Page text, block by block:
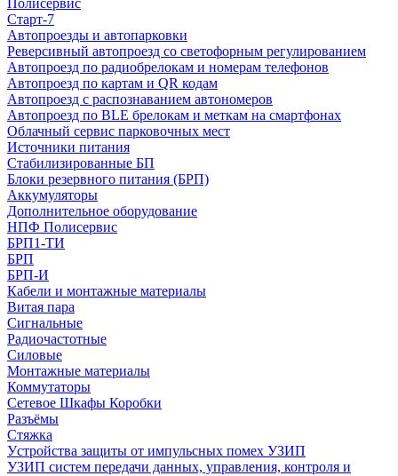
Полисервис
Старт-7
Автопроезды и автопарковки
Реверсивный автопроезд со светофорным регулированием
Автопроезд по радиобрелокам и номерам телефонов
Автопроезд по картам и QR кодам
Автопроезд с распознаванием автономеров
Автопроезд по BLE брелокам и меткам на смартфонах
Облачный сервис парковочных мест
Источники питания
Стабилизированные БП
Блоки резервного питания (БРП)
Аккумуляторы
Дополнительное оборудование
НПФ Полисервис
БРП1-ТИ
БРП
БРП-И
Кабели и монтажные материалы
Витая пара
Сигнальные
Радиочастотные
Силовые
Монтажные материалы
Коммутаторы
Сетевое Шкафы Коробки
Разъёмы
Стяжка
Уcтройства защиты от импульсных помех УЗИП
УЗИП систем передачи данных, управления, контроля и